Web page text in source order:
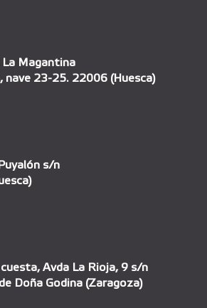
Magantina
nave 23-25. 22006 (Huesca)
s/n
Avda La Rioja, 9 s/n
Doña Godina (Zaragoza)